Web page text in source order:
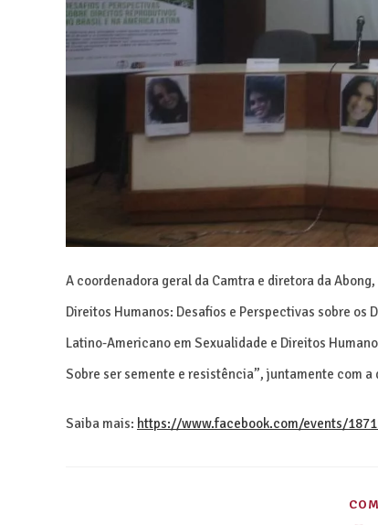
A coordenadora geral da Camtra e diretora da
Direitos Humanos: Desafios e Perspectivas sobre
Latino-Americano em Sexualidade e Direitos
Sobre ser semente e resistência”, juntamente com
Saiba mais: https://www.facebook.com/events/